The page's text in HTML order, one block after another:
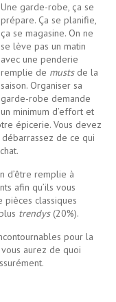
Une garde-robe, ça se
prépare. Ça se planifie,
ça se magasine. On ne
se lève pas un matin
avec une penderie
remplie de mustsde la
saison. Organiser sa
garde-robe demande
un minimum d’effort et
épicerie. Vous devez
de ce qui
d’être remplie à
afin qu’ils vous
pièces classiques
trendys(20%).
pour la
aurez de quoi